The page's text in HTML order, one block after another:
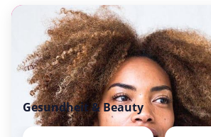
Gesundheit & Beauty